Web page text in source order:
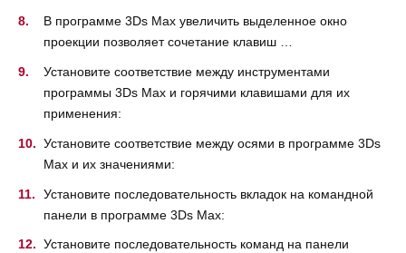
В программе 3Ds Max увеличить выделенное окно
проекции позволяет сочетание клавиш …
Установите соответствие между инструментами
программы 3Ds Max и горячими клавишами для их
применения:
Установите соответствие между осями в программе 3Ds
Max и их значениями:
Установите последовательность вкладок на командной
панели в программе 3Ds Max:
Установите последовательность команд на панели